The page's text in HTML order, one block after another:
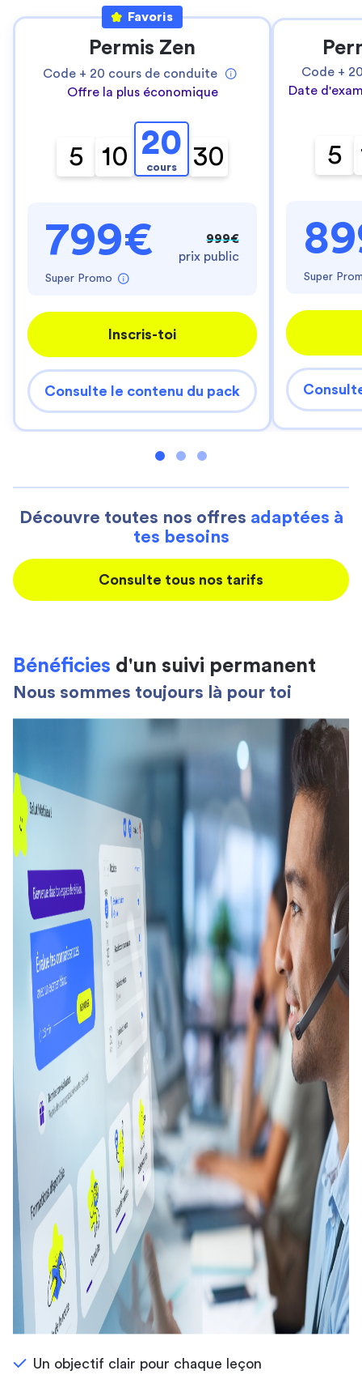
Favoris
Permis Zen
Code + 20 cours de conduite
Offre la plus économique
5 10 20
cours 30
799€
Super Promo
999€
prix public
Inscris-toi
Consulte le contenu du pack
Code +
Date
5
Super
Découvre toutes nos offres adaptées à
tes besoins
Consulte tous nos tarifs
Bénéficies d'un suivi permanent
Nous sommes toujours là pour toi
Un objectif clair pour chaque leçon